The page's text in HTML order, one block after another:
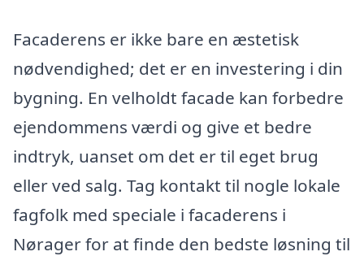
Facaderens er ikke bare en æstetisk
nødvendighed; det er en investering i din
bygning. En velholdt facade kan forbedre
ejendommens værdi og give et bedre
indtryk, uanset om det er til eget brug
eller ved salg. Tag kontakt til nogle lokale
fagfolk med speciale i facaderens i
Nørager for at finde den bedste løsning til